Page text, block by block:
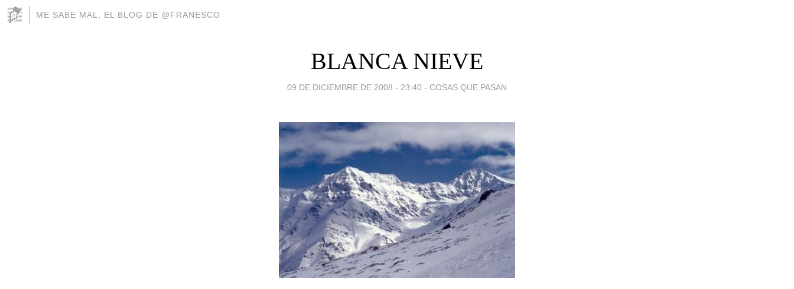
ME SABE MAL, EL BLOG DE @FRANESCO
BLANCA NIEVE
09 DE DICIEMBRE DE 2008 - 23:40 - COSAS QUE PASAN